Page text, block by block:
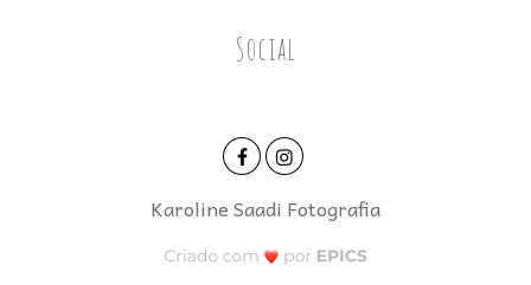
Social
Karoline Saadi Fotografia